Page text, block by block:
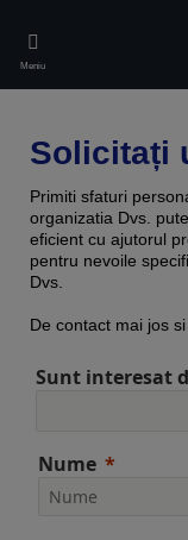
main
content
Meniu
Solicitați
Primiti sfaturi
organizatia Dvs.
eficient cu ajutorul
pentru nevoile
Dvs.
De contact mai jos
Sunt interesat
Nume